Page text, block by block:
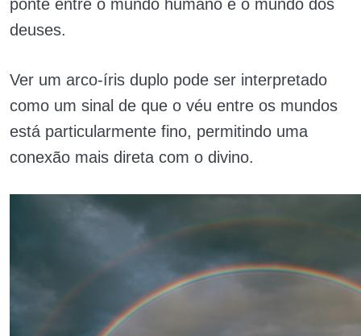
ponte entre o mundo humano e o mundo dos
deuses.
Ver um arco-íris duplo pode ser interpretado
como um sinal de que o véu entre os mundos
está particularmente fino, permitindo uma
conexão mais direta com o divino.